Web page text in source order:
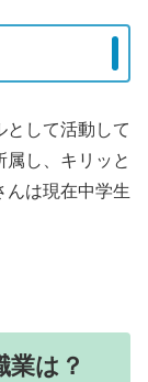
として活動して
し、キリッと
んは現在中学生
業は？